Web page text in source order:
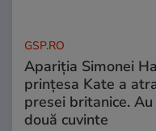
GSP.RO
Apariția Simonei
prințesa Kate a
presei britanice.
două cuvinte